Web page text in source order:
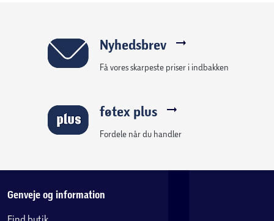
Nyhedsbrev
Få vores skarpeste priser i indbakken
føtex plus
Fordele når du handler
Genveje og information